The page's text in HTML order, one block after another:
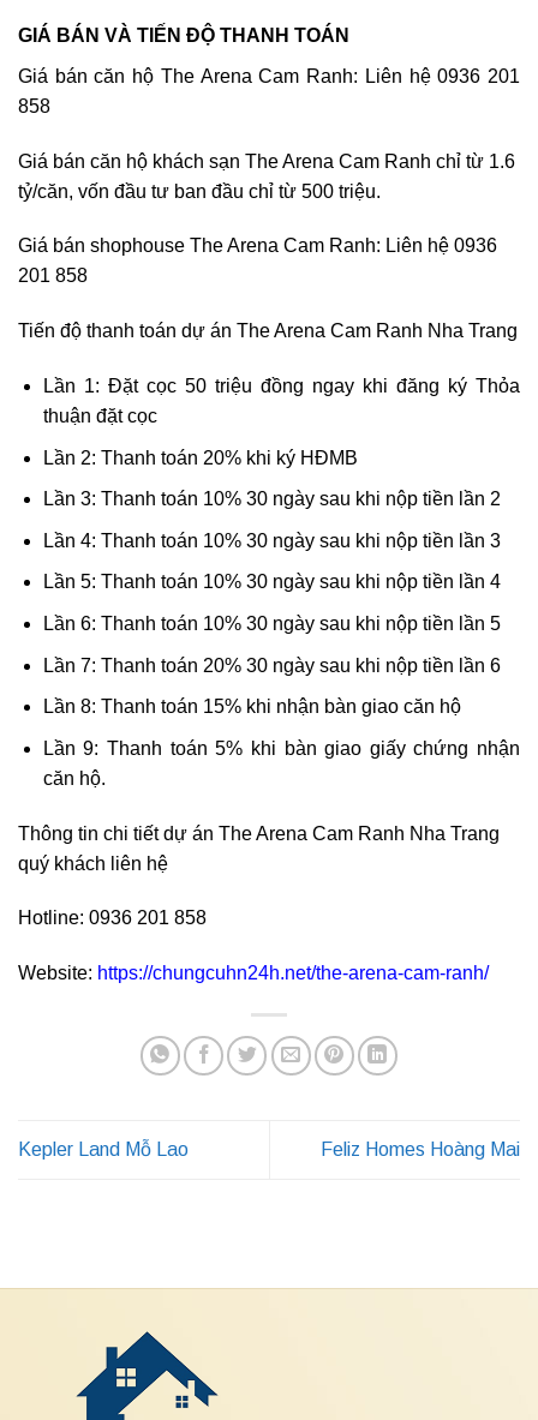
GIÁ BÁN VÀ TIẾN ĐỘ THANH TOÁN
Giá bán căn hộ The Arena Cam Ranh: Liên hệ 0936 201
858
Giá bán căn hộ khách sạn The Arena Cam Ranh chỉ từ 1.6
tỷ/căn, vốn đầu tư ban đầu chỉ từ 500 triệu.
Giá bán shophouse The Arena Cam Ranh: Liên hệ 0936
201 858
Tiến độ thanh toán dự án The Arena Cam Ranh Nha Trang
Lần 1: Đặt cọc 50 triệu đồng ngay khi đăng ký Thỏa
thuận đặt cọc
Lần 2: Thanh toán 20% khi ký HĐMB
Lần 3: Thanh toán 10% 30 ngày sau khi nộp tiền lần 2
Lần 4: Thanh toán 10% 30 ngày sau khi nộp tiền lần 3
Lần 5: Thanh toán 10% 30 ngày sau khi nộp tiền lần 4
Lần 6: Thanh toán 10% 30 ngày sau khi nộp tiền lần 5
Lần 7: Thanh toán 20% 30 ngày sau khi nộp tiền lần 6
Lần 8: Thanh toán 15% khi nhận bàn giao căn hộ
Lần 9: Thanh toán 5% khi bàn giao giấy chứng nhận
căn hộ.
Thông tin chi tiết dự án The Arena Cam Ranh Nha Trang
quý khách liên hệ
Hotline: 0936 201 858
Website: https://chungcuhn24h.net/the-arena-cam-ranh/
Kepler Land Mỗ Lao Feliz Homes Hoàng Mai